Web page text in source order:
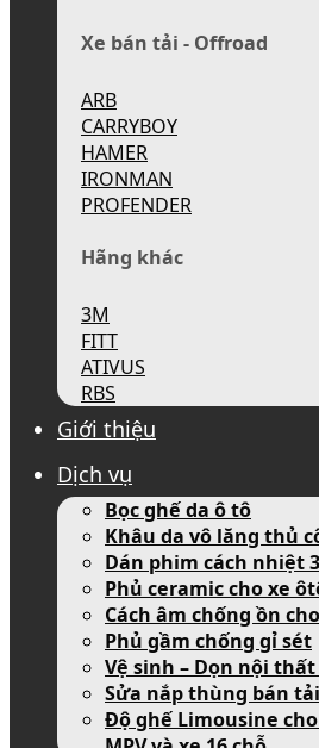
Xe bán tải - Offroad
ARB
CARRYBOY
HAMER
IRONMAN
PROFENDER
Hãng khác
3M
FITT
ATIVUS
RBS
Giới thiệu
Dịch vụ
Bọc ghế da ô tô
Khâu da vô lăng thủ
Dán phim cách nhiệt
Phủ ceramic cho xe
Cách âm chống ồn
Phủ gầm chống gỉ sét
Vệ sinh – Dọn nội
Sửa nắp thùng bán tải
Độ ghế Limousine cho